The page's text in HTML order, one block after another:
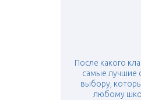
После какого
самые лучшие
выбору,
любому